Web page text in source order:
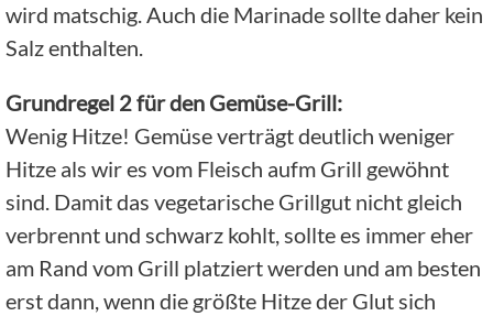
wird matschig. Auch die Marinade sollte daher kein
Salz enthalten.
Grundregel 2 für den Gemüse-Grill:
Wenig Hitze! Gemüse verträgt deutlich weniger
Hitze als wir es vom Fleisch aufm Grill gewöhnt
sind. Damit das vegetarische Grillgut nicht gleich
verbrennt und schwarz kohlt, sollte es immer eher
am Rand vom Grill platziert werden und am besten
erst dann, wenn die größte Hitze der Glut sich